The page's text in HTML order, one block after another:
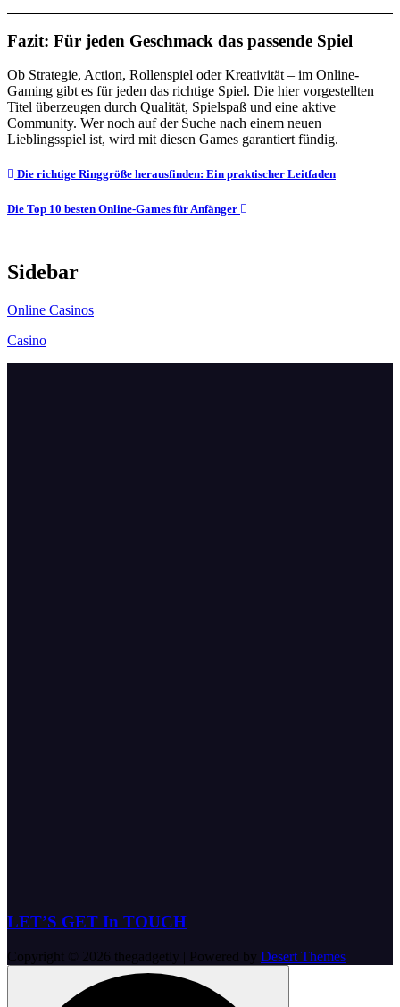
Fazit: Für jeden Geschmack das passende Spiel
Ob Strategie, Action, Rollenspiel oder Kreativität – im Online-
Gaming gibt es für jeden das richtige Spiel. Die hier vorgestellten
Titel überzeugen durch Qualität, Spielspaß und eine aktive
Community. Wer noch auf der Suche nach einem neuen
Lieblingsspiel ist, wird mit diesen Games garantiert fündig.
Post
navigation
Die richtige Ringgröße herausfinden: Ein praktischer Leitfaden
Die Top 10 besten Online-Games für Anfänger
Sidebar
Online Casinos
Casino
LET’S GET In TOUCH
Copyright © 2026 thegadgetly | Powered by Desert Themes